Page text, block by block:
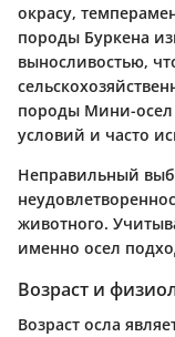
окрасу,
породы Буркена
выносливостью,
породы Мини-
условий и часто
Неправильный
животного.
именно осел
Возраст и
Возраст осла